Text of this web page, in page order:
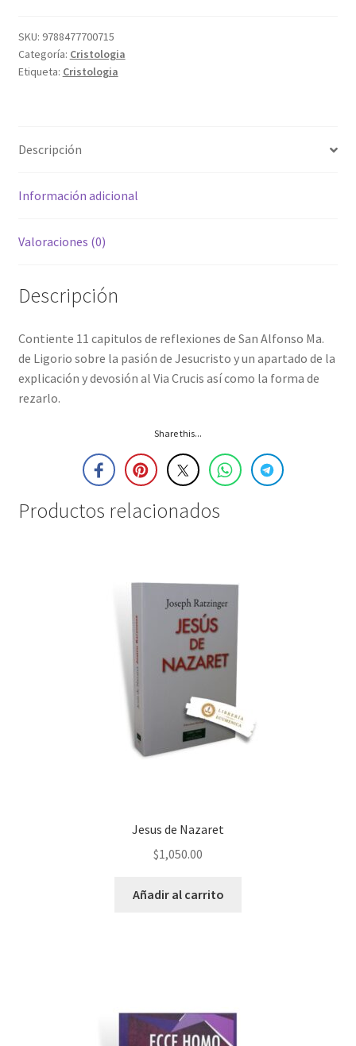
SKU: 9788477700715
Categoría: Cristologia
Etiqueta: Cristologia
Descripción
Información adicional
Valoraciones (0)
Descripción
Contiente 11 capitulos de reflexiones de San Alfonso Ma.
de Ligorio sobre la pasión de Jesucristo y un apartado de la
explicación y devosión al Via Crucis así como la forma de
rezarlo.
Share this...
Productos relacionados
Jesus de Nazaret
$1,050.00
Añadir al carrito